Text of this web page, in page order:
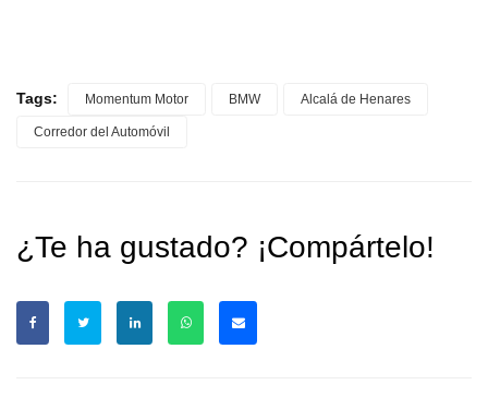
Tags: Momentum Motor BMW Alcalá de Henares
Corredor del Automóvil
¿Te ha gustado? ¡Compártelo!